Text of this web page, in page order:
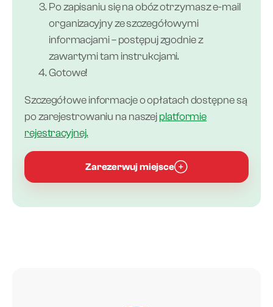
Po zapisaniu się na obóz otrzymasz e-mail
organizacyjny ze szczegółowymi
informacjami – postępuj zgodnie z
zawartymi tam instrukcjami.
Gotowe!
Szczegółowe informacje o opłatach dostępne są
po zarejestrowaniu na naszejplatformie
rejestracyjnej.
Zarezerwuj miejsce